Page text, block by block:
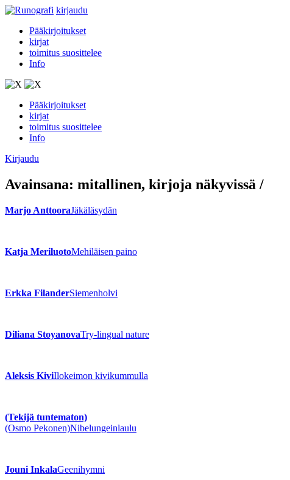
kirjaudu
Pääkirjoitukset
kirjat
toimitus suosittelee
Info
Pääkirjoitukset
kirjat
toimitus suosittelee
Info
Kirjaudu
Avainsana: mitallinen, kirjoja näkyvissä /
Marjo AnttooraJäkäläsydän
Katja MeriluotoMehiläisen paino
Erkka FilanderSiemenholvi
Diliana StoyanovaTry-lingual nature
Aleksis KiviIlokeimon kivikummulla
(Tekijä tuntematon)
(Osmo Pekonen)Nibelungeinlaulu
Jouni InkalaGeenihymni